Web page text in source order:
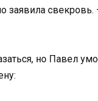
заявила
но Павел